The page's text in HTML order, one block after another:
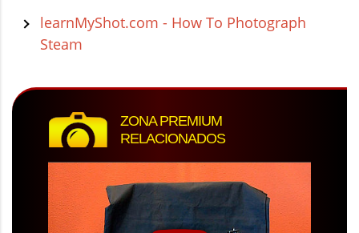
learnMyShot.com - How To Photograph
Steam
ZONA PREMIUM
RELACIONADOS